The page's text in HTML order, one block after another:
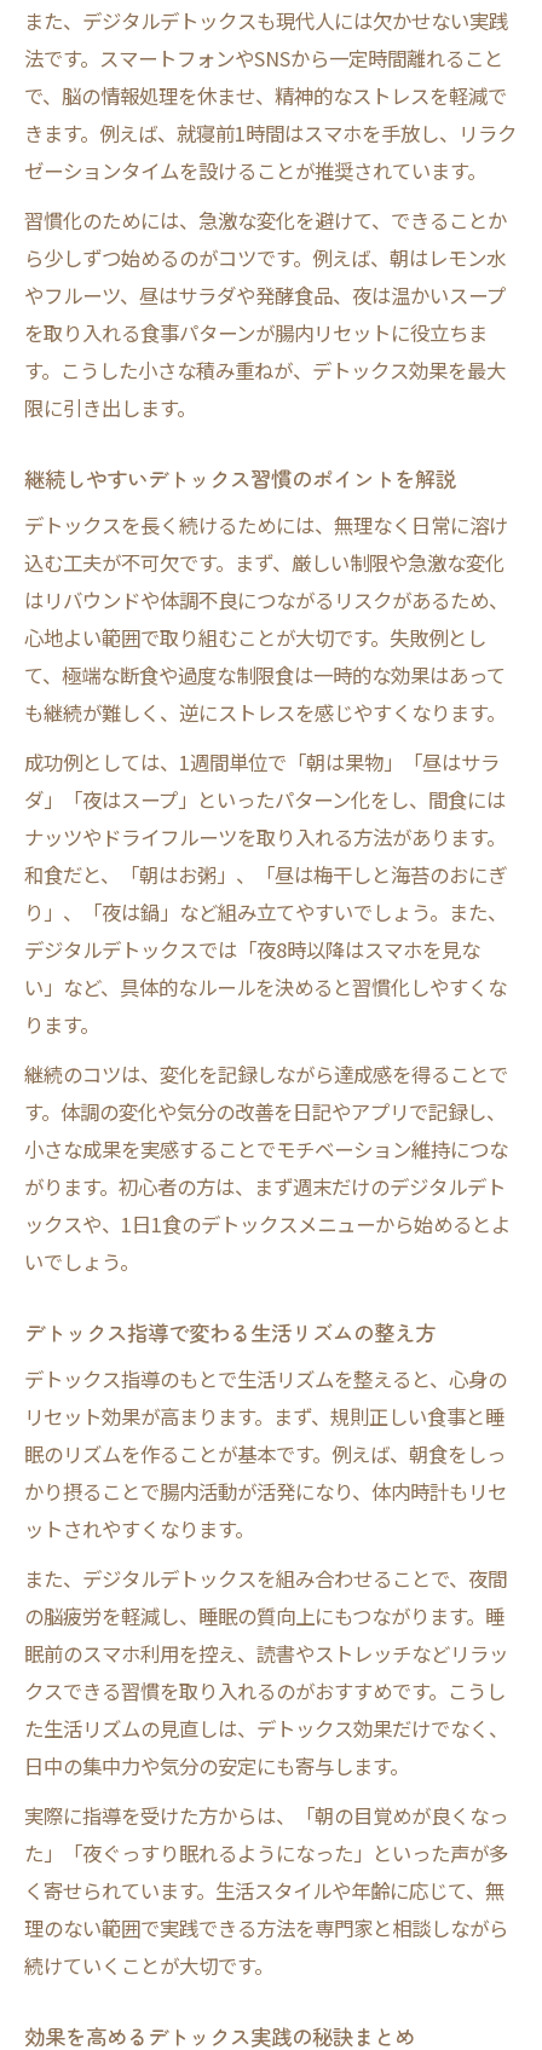
また、デジタルデトックスも現代人には欠かせない実践
法です。スマートフォンやSNSから一定時間離れること
で、脳の情報処理を休ませ、精神的なストレスを軽減で
きます。例えば、就寝前1時間はスマホを手放し、リラク
ゼーションタイムを設けることが推奨されています。
習慣化のためには、急激な変化を避けて、できることか
ら少しずつ始めるのがコツです。例えば、朝はレモン水
やフルーツ、昼はサラダや発酵食品、夜は温かいスープ
を取り入れる食事パターンが腸内リセットに役立ちま
す。こうした小さな積み重ねが、デトックス効果を最大
限に引き出します。
継続しやすいデトックス習慣のポイントを解説
デトックスを長く続けるためには、無理なく日常に溶け
込む工夫が不可欠です。まず、厳しい制限や急激な変化
はリバウンドや体調不良につながるリスクがあるため、
心地よい範囲で取り組むことが大切です。失敗例とし
て、極端な断食や過度な制限食は一時的な効果はあって
も継続が難しく、逆にストレスを感じやすくなります。
成功例としては、1週間単位で「朝は果物」「昼はサラ
ダ」「夜はスープ」といったパターン化をし、間食には
ナッツやドライフルーツを取り入れる方法があります。
和食だと、「朝はお粥」、「昼は梅干しと海苔のおにぎ
り」、「夜は鍋」など組み立てやすいでしょう。また、
デジタルデトックスでは「夜8時以降はスマホを見な
い」など、具体的なルールを決めると習慣化しやすくな
ります。
継続のコツは、変化を記録しながら達成感を得ることで
す。体調の変化や気分の改善を日記やアプリで記録し、
小さな成果を実感することでモチベーション維持につな
がります。初心者の方は、まず週末だけのデジタルデト
ックスや、1日1食のデトックスメニューから始めるとよ
いでしょう。
デトックス指導で変わる生活リズムの整え方
デトックス指導のもとで生活リズムを整えると、心身の
リセット効果が高まります。まず、規則正しい食事と睡
眠のリズムを作ることが基本です。例えば、朝食をしっ
かり摂ることで腸内活動が活発になり、体内時計もリセ
ットされやすくなります。
また、デジタルデトックスを組み合わせることで、夜間
の脳疲労を軽減し、睡眠の質向上にもつながります。睡
眠前のスマホ利用を控え、読書やストレッチなどリラッ
クスできる習慣を取り入れるのがおすすめです。こうし
た生活リズムの見直しは、デトックス効果だけでなく、
日中の集中力や気分の安定にも寄与します。
実際に指導を受けた方からは、「朝の目覚めが良くなっ
た」「夜ぐっすり眠れるようになった」といった声が多
く寄せられています。生活スタイルや年齢に応じて、無
理のない範囲で実践できる方法を専門家と相談しながら
続けていくことが大切です。
効果を高めるデトックス実践の秘訣まとめ